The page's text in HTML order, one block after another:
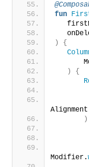
fun
)
{
)
{
)
Modifier.